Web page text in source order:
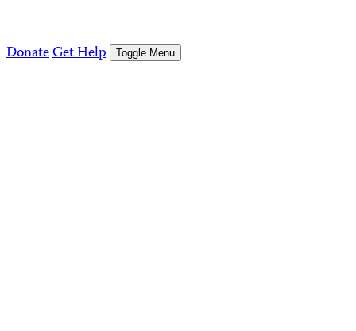
DonateGet Help Toggle Menu